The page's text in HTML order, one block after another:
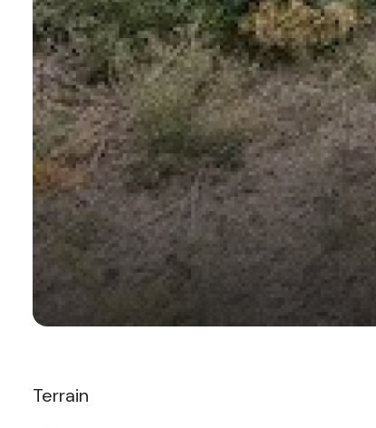
Terrain